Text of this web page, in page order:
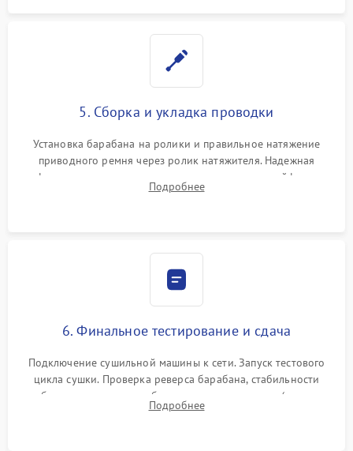
5. Сборка и укладка проводки
Установка барабана на ролики и правильное натяжение
приводного ремня через ролик натяжителя. Надежная
фиксация всех узлов, подключение клемм и шлейфов к
модулю управления. Монтаж корпусных панелей, люка и
Подробнее
6. Финальное тестирование и сдача
Подключение сушильной машины к сети. Запуск тестового
цикла сушки. Проверка реверса барабана, стабильности
набора температуры, работы дренажного насоса (откачка
конденсата) и отсутствия посторонних скрипов, стуков или
Подробнее